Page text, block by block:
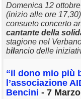
Domenica 12
(inizio alle ore
consueto concerto
cantante della
stagione nel
bilancio delle
“il dono mio più
l’associazione
Bencini - 7